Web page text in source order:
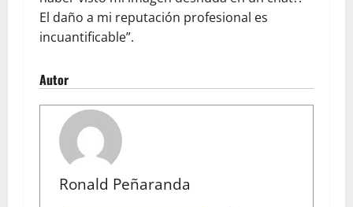
El daño a mi reputación profesional es
incuantificable”.
Autor
Ronald Peñaranda